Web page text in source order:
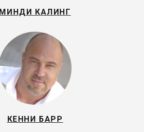
МИНДИ КАЛИНГ
КЕННИ БАРР